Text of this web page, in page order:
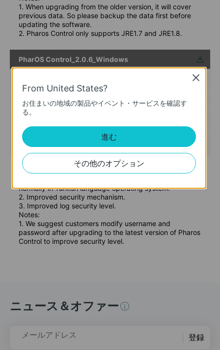
1. When upgrading from the older version, it will cover
previous data. So please backup the data first before
updating the software.
2. Pharos Control only supports JRE1.7 and JRE1.8.
PharOS Control_2.0.6_Windows
ウンロ
ード
言語: 英語
オペレーティングシステム: Windows
server2003/2008/2012/2016 and Vista/7/8/10
Modifications and Bug Fixes:
normally in Turkish language operating system.
2. Improved security mechanism.
3. Improved log security level.
Notes:
1. We suggest customers modify username and
password after upgrading to the latest version of Pharos
Control to improve security level.
ニュース＆オファー
メールアドレス 登録
From United States?
お住まいの地域の製品やイベント・サービスを確認す
る。
進む
その他のオプション
Close